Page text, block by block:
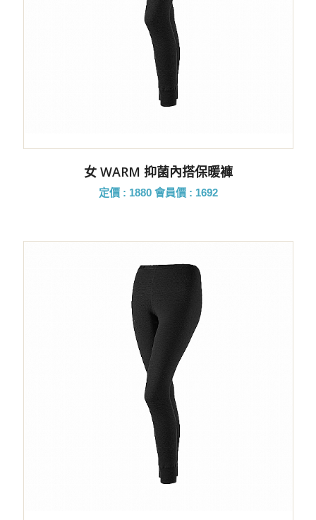
女 WARM 抑菌內搭保暖褲
定價 : 1880 會員價 : 1692